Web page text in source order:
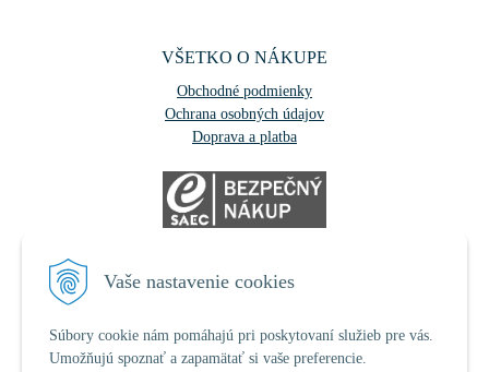
Vaše nastavenie cookies
Súbory cookie nám pomáhajú pri poskytovaní služieb pre vás.
Umožňujú spoznať a zapamätať si vaše preferencie.
VŠETKO O NÁKUPE
Obchodné podmienky
Ochrana osobných údajov
Doprava a platba
NÁJDETE NÁS